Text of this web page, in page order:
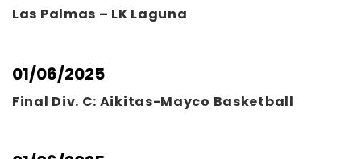
Las Palmas – LK Laguna
01/06/2025
Final Div. C: Aikitas-Mayco Basketball